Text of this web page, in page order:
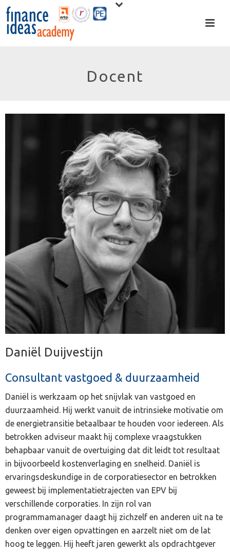
Docent
Daniël Duijvestijn
Consultant vastgoed & duurzaamheid
Daniël is werkzaam op het snijvlak van vastgoed en
duurzaamheid. Hij werkt vanuit de intrinsieke motivatie om
de energietransitie betaalbaar te houden voor iedereen. Als
betrokken adviseur maakt hij complexe vraagstukken
behapbaar vanuit de overtuiging dat dit leidt tot resultaat
in bijvoorbeeld kostenverlaging en snelheid. Daniël is
ervaringsdeskundige in de corporatiesector en betrokken
geweest bij implementatietrajecten van EPV bij
verschillende corporaties. In zijn rol van
programmamanager daagt hij zichzelf en anderen uit na te
denken over eigen opvattingen en aarzelt niet om de lat
hoog te leggen. Hij heeft jaren gewerkt als opdrachtgever